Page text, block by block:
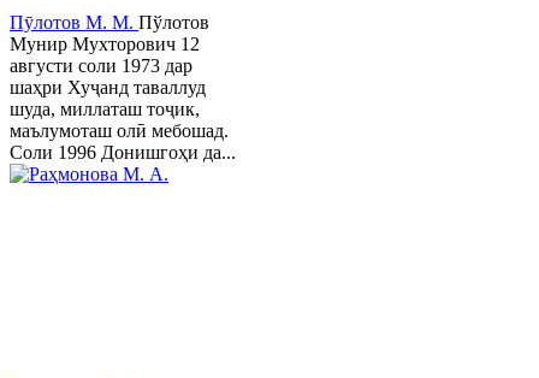
Пӯлотов М. М. Пўлотов
Мунир Мухторович 12
августи соли 1973 дар
шаҳри Хуҷанд таваллуд
шуда, миллаташ тоҷик,
маълумоташ олӣ мебошад.
Соли 1996 Донишгоҳи да...